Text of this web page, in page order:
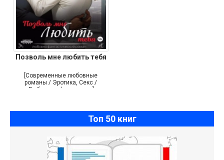
Позволь мне любить тебя
[Современные любовные
романы / Эротика, Секс /
Любовная фантастика]
Топ 50 книг